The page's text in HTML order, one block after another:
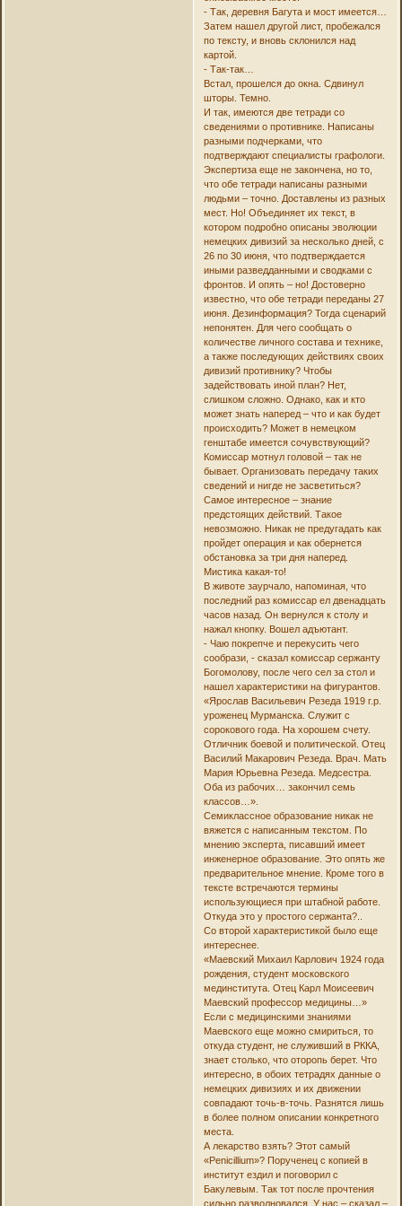
- Так, деревня Багута и мост имеется…
Затем нашел другой лист, пробежался
по тексту, и вновь склонился над
картой.
- Так-так…
Встал, прошелся до окна. Сдвинул
шторы. Темно.
И так, имеются две тетради со
сведениями о противнике. Написаны
разными подчерками, что
подтверждают специалисты графологи.
Экспертиза еще не закончена, но то,
что обе тетради написаны разными
людьми – точно. Доставлены из разных
мест. Но! Объединяет их текст, в
котором подробно описаны эволюции
немецких дивизий за несколько дней, с
26 по 30 июня, что подтверждается
иными разведданными и сводками с
фронтов. И опять – но! Достоверно
известно, что обе тетради переданы 27
июня. Дезинформация? Тогда сценарий
непонятен. Для чего сообщать о
количестве личного состава и технике,
а также последующих действиях своих
дивизий противнику? Чтобы
задействовать иной план? Нет,
слишком сложно. Однако, как и кто
может знать наперед – что и как будет
происходить? Может в немецком
генштабе имеется сочувствующий?
Комиссар мотнул головой – так не
бывает. Организовать передачу таких
сведений и нигде не засветиться?
Самое интересное – знание
предстоящих действий. Такое
невозможно. Никак не предугадать как
пройдет операция и как обернется
обстановка за три дня наперед.
Мистика какая-то!
В животе заурчало, напоминая, что
последний раз комиссар ел двенадцать
часов назад. Он вернулся к столу и
нажал кнопку. Вошел адъютант.
- Чаю покрепче и перекусить чего
сообрази, - сказал комиссар сержанту
Богомолову, после чего сел за стол и
нашел характеристики на фигурантов.
«Ярослав Васильевич Резеда 1919 г.р.
уроженец Мурманска. Служит с
сорокового года. На хорошем счету.
Отличник боевой и политической. Отец
Василий Макарович Резеда. Врач. Мать
Мария Юрьевна Резеда. Медсестра.
Оба из рабочих… закончил семь
классов…».
Семиклассное образование никак не
вяжется с написанным текстом. По
мнению эксперта, писавший имеет
инженерное образование. Это опять же
предварительное мнение. Кроме того в
тексте встречаются термины
использующиеся при штабной работе.
Откуда это у простого сержанта?..
Со второй характеристикой было еще
интереснее.
«Маевский Михаил Карлович 1924 года
рождения, студент московского
мединститута. Отец Карл Моисеевич
Маевский профессор медицины…»
Если с медицинскими знаниями
Маевского еще можно смириться, то
откуда студент, не служивший в РККА,
знает столько, что оторопь берет. Что
интересно, в обоих тетрадях данные о
немецких дивизиях и их движении
совпадают точь-в-точь. Разнятся лишь
в более полном описании конкретного
места.
А лекарство взять? Этот самый
«Penicillium»? Порученец с копией в
институт ездил и поговорил с
Бакулевым. Так тот после прочтения
сильно разволновался. У нас – сказал –